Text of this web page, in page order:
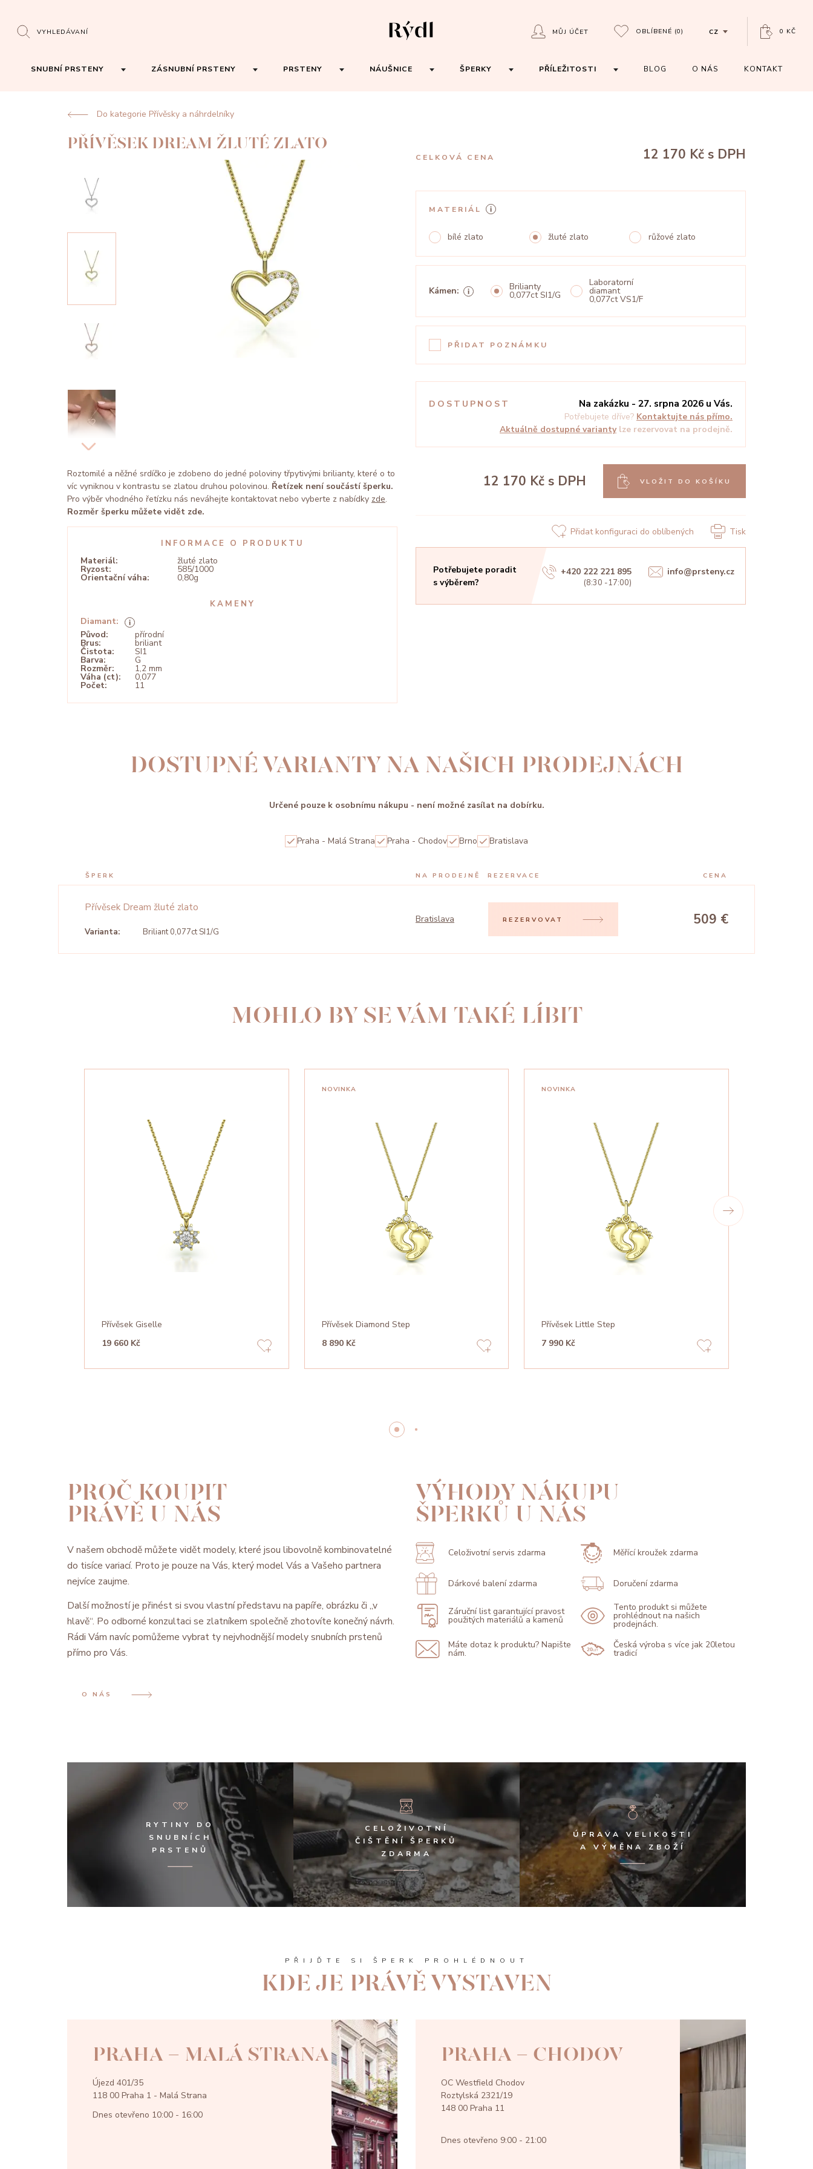
VYHLEDÁVANÍ MŮJ ÚČET OBLÍBENÉ (0) CZ 0 KČ
SNUBNÍ PRSTENY ZÁSNUBNÍ PRSTENY PRSTENY NÁUŠNICE ŠPERKY PŘÍLEŽITOSTI BLOG O NÁS KONTAKT
Do kategorie Přívěsky a náhrdelníky
PŘÍVĚSEK DREAM ŽLUTÉ ZLATO
Roztomilé a něžné srdíčko je zdobeno do jedné poloviny třpytivými brilianty, které o to
víc vyniknou v kontrastu se zlatou druhou polovinou. Řetízek není součástí šperku.
Pro výběr vhodného řetízku nás neváhejte kontaktovat nebo vyberte z nabídky zde.
Rozměr šperku můžete vidět zde.
INFORMACE O PRODUKTU
Materiál: žluté zlato
Ryzost: 585/1000
Orientační váha: 0,80g
KAMENY
Diamant:
Původ:
přírodní
Brus: briliant
Čistota: SI1
Barva: G
Rozměr: 1,2 mm
Váha (ct): 0,077
Počet: 11
CELKOVÁ CENA 12 170 Kč s DPH
MATERIÁL
bílé zlato žluté zlato růžové zlato
Kámen: Brilianty
0,077ct SI1/G
Laboratorní
diamant
0,077ct VS1/F
PŘIDAT POZNÁMKU
DOSTUPNOST Na zakázku - 27. srpna 2026 u Vás.
Potřebujete dříve? Kontaktujte nás přímo.
Aktuálně dostupné varianty lze rezervovat na prodejně.
12 170 Kč s DPH VLOŽIT DO KOŠÍKU
Přidat konfiguraci do oblíbených Tisk
Potřebujete poradit
s výběrem?
+420 222 221 895
(8:30 -17:00)
info@prsteny.cz
DOSTUPNÉ VARIANTY NA NAŠICH PRODEJNÁCH
Určené pouze k osobnímu nákupu - není možné zasílat na dobírku.
Praha - Malá Strana Praha - Chodov Brno Bratislava
ŠPERK NA PRODEJNĚ REZERVACE CENA
Přívěsek Dream žluté zlato
Varianta: Briliant 0,077ct SI1/G
Bratislava REZERVOVAT 509 €
MOHLO BY SE VÁM TAKÉ LÍBIT
Přívěsek Giselle
19 660 Kč
NOVINKA
Přívěsek Diamond Step
8 890 Kč
NOVINKA
Přívěsek Little Step
7 990 Kč
PROČ KOUPIT
PRÁVĚ U NÁS
V našem obchodě můžete vidět modely, které jsou libovolně kombinovatelné
do tisíce variací. Proto je pouze na Vás, který model Vás a Vašeho partnera
nejvíce zaujme.
Další možností je přinést si svou vlastní představu na papíře, obrázku či „v
hlavě“. Po odborné konzultaci se zlatníkem společně zhotovíte konečný návrh.
Rádi Vám navíc pomůžeme vybrat ty nejvhodnější modely snubních prstenů
přímo pro Vás.
O NÁS
VÝHODY NÁKUPU
ŠPERKŮ U NÁS
Celoživotní servis zdarma Měřící kroužek zdarma
Dárkové balení zdarma Doručení zdarma
Záruční list garantující pravost
použitých materiálů a kamenů
Tento produkt si můžete
prohlédnout na našich
prodejnách.
Máte dotaz k produktu? Napište
nám.
Česká výroba s více jak 20letou
tradicí
RYTINY DO
SNUBNÍCH
PRSTENŮ
CELOŽIVOTNÍ
ČIŠTĚNÍ ŠPERKŮ
ZDARMA
ÚPRAVA VELIKOSTI
A VÝMĚNA ZBOŽÍ
PŘIJĎTE SI ŠPERK PROHLÉDNOUT
KDE JE PRÁVĚ VYSTAVEN
PRAHA - MALÁ STRANA
Újezd 401/35
118 00 Praha 1 - Malá Strana
Dnes otevřeno 10:00 - 16:00
PRAHA - CHODOV
OC Westfield Chodov
Roztylská 2321/19
148 00 Praha 11
Dnes otevřeno 9:00 - 21:00